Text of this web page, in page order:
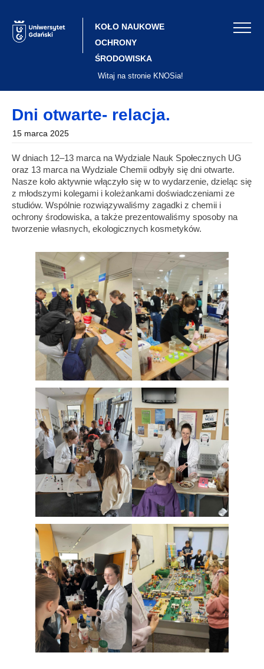
content
KOŁO NAUKOWE
OCHRONY
ŚRODOWISKA
Witaj na stronie KNOSia!
Dni otwarte- relacja.
15 marca 2025
W dniach 12–13 marca na Wydziale Nauk Społecznych UG
oraz 13 marca na Wydziale Chemii odbyły się dni otwarte.
Nasze koło aktywnie włączyło się w to wydarzenie, dzieląc się
z młodszymi kolegami i koleżankami doświadczeniami ze
studiów. Wspólnie rozwiązywaliśmy zagadki z chemii i
ochrony środowiska, a także prezentowaliśmy sposoby na
tworzenie własnych, ekologicznych kosmetyków.